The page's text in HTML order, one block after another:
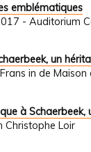
emblématiques
- Auditorium
un
in de
à
Christophe Loir